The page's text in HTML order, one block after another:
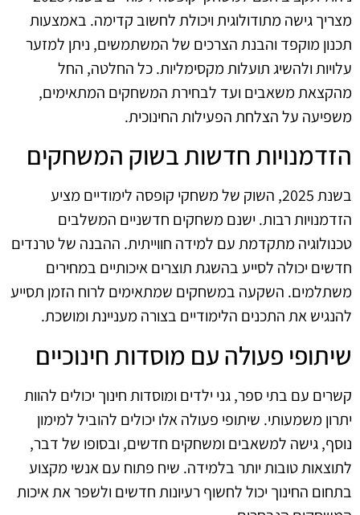
מצריך גישה מתודולוגית ויכולת לחשוב קדימה. באמצעות
תכנון מוקפד והבנת הצרכים של המשתמשים, ניתן למזער
עלויות ולהשיג תועלות מקסימליות. כל החלטה, החל
מהקצאת משאבים ועד לבחירת המשחקים המתאימים,
משפיעה על הצלחת הפעילות החינוכית.
הזדמנויות חדשות בשוק המשחקים
בשנת 2025, השוק של משחקי קופסה לימודיים מציע
הזדמנויות רבות. ישנם משחקים חדשניים המשלבים
טכנולוגיה מתקדמת עם למידה חווייתית. ההבנה של טרנדים
חדשים יכולה לסייע בהשגת תוצרים איכותיים במחירים
משתלמים. השקעה במשחקים שמתאימים לרוח הזמן תסייע
להנגיש את התכנים הלימודיים בצורה מעניינת ומושכת.
שיתופי פעולה עם מוסדות חינוכיים
קשרים עם בתי ספר, גני ילדים ומוסדות חינוך יכולים להוות
יתרון משמעותי. שיתופי פעולה אלו יכולים להוביל למימון
נוסף, גישה למשאבים ומשחקים חדשים, ובסופו של דבר,
לתוצאות טובות יותר בלמידה. שיח פתוח עם אנשי מקצוע
בתחום החינוך יכול לחשוף רעיונות חדשים ולשפר את איכות